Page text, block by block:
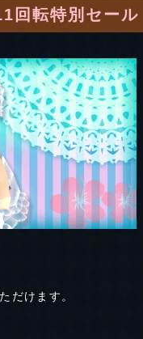
回転特別セール
だけます。